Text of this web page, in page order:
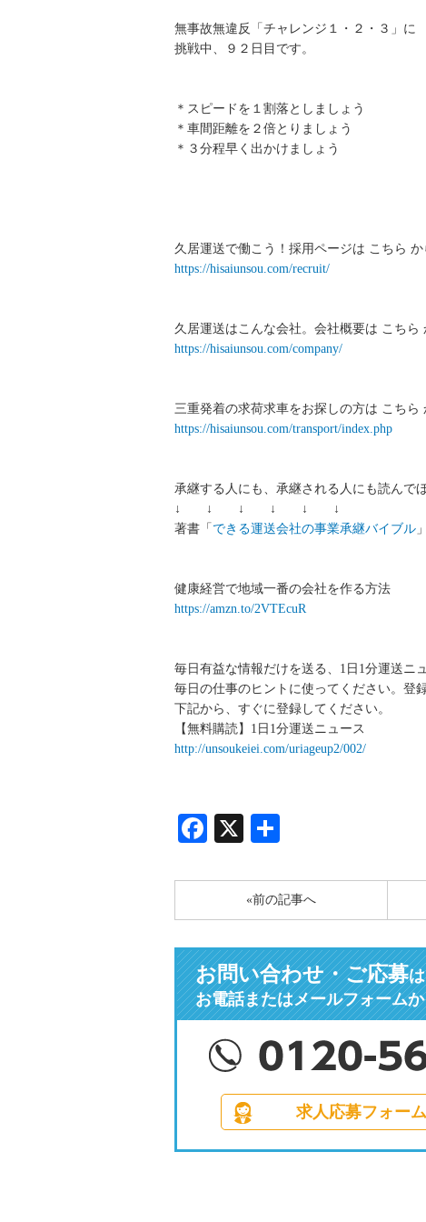
無事故無違反「チャレンジ１・２・３」に
挑戦中、９２日目です。
＊スピードを１割落としましょう
＊車間距離を２倍とりましょう
＊３分程早く出かけましょう
久居運送で働こう！採用ページは こちら か
https://hisaiunsou.com/recruit/
久居運送はこんな会社。会社概要は こちら
https://hisaiunsou.com/company/
三重発着の求荷求車をお探しの方は こちら
https://hisaiunsou.com/transport/index.php
承継する人にも、承継される人にも読んで
↓ ↓ ↓ ↓ ↓ ↓
著書「 できる運送会社の事業承継バイブル
健康経営で地域一番の会社を作る方法
https://amzn.to/2VTEcuR
毎日有益な情報だけを送る、1日1分運送ニ
毎日の仕事のヒントに使ってください。登
下記から、すぐに登録してください。
【無料購読】1日1分運送ニュース
http://unsoukeiei.com/uriageup2/002/
Facebook
X
«前の記事へ
お問い合わせ・ご応募は
お電話またはメールフォーム
求人応募フォーム